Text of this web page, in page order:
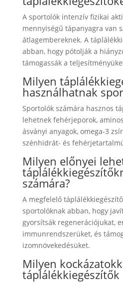
A sportolók intenzív fizikai
mennyiségű tápanyagra van
átlagembereknek. A
abban, hogy pótolják a
támogassák a
Milyen
használhatnak
Sportolók számára hasznos
lehetnek fehérjeporok,
ásványi anyagok, omega-3
szénhidrát- és
Milyen előnyei
számára?
A megfelelő
sportolóknak abban, hogy
gyorsítsák regenerációjukat,
immunrendszerüket, és
izomnövekedésüket.
Milyen
táplálékkiegészítők